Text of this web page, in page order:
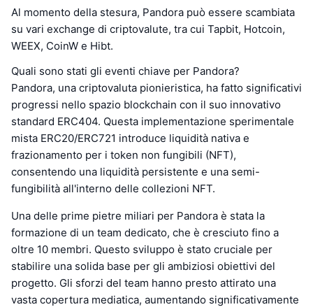
Al momento della stesura, Pandora può essere scambiata
su vari exchange di criptovalute, tra cui Tapbit, Hotcoin,
WEEX, CoinW e Hibt.
Quali sono stati gli eventi chiave per Pandora?
Pandora, una criptovaluta pionieristica, ha fatto significativi
progressi nello spazio blockchain con il suo innovativo
standard ERC404. Questa implementazione sperimentale
mista ERC20/ERC721 introduce liquidità nativa e
frazionamento per i token non fungibili (NFT),
consentendo una liquidità persistente e una semi-
fungibilità all'interno delle collezioni NFT.
Una delle prime pietre miliari per Pandora è stata la
formazione di un team dedicato, che è cresciuto fino a
oltre 10 membri. Questo sviluppo è stato cruciale per
stabilire una solida base per gli ambiziosi obiettivi del
progetto. Gli sforzi del team hanno presto attirato una
vasta copertura mediatica, aumentando significativamente